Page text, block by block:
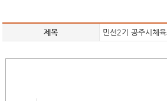
제목 민선2기 공주시체